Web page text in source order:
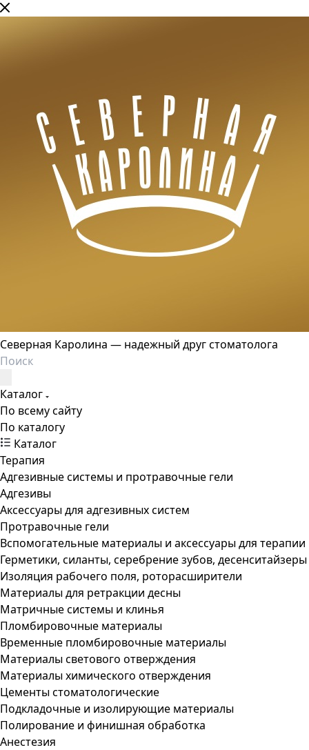
Северная Каролина — надежный друг стоматолога
Каталог
По всему сайту
По каталогу
Каталог
Терапия
Адгезивные системы и протравочные гели
Адгезивы
Аксессуары для адгезивных систем
Протравочные гели
Вспомогательные материалы и аксессуары для терапии
Герметики, силанты, серебрение зубов, десенситайзеры
Изоляция рабочего поля, роторасширители
Материалы для ретракции десны
Матричные системы и клинья
Пломбировочные материалы
Временные пломбировочные материалы
Материалы светового отверждения
Материалы химического отверждения
Цементы стоматологические
Подкладочные и изолирующие материалы
Полирование и финишная обработка
Анестезия